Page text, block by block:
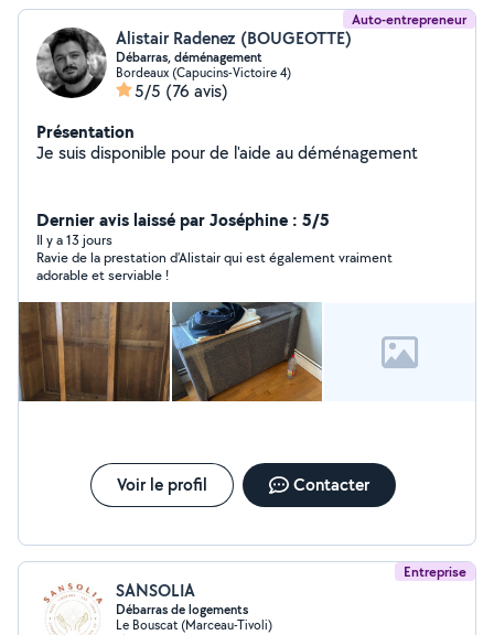
Auto-entrepreneur
Alistair Radenez (BOUGEOTTE)
Débarras, déménagement
Bordeaux (Capucins-Victoire 4)
5/5 (76 avis)
Présentation
Je suis disponible pour de l'aide au déménagement
Dernier avis laissé par Joséphine : 5/5
Il y a 13 jours
Ravie de la prestation d’Alistair qui est également vraiment
adorable et serviable !
Voir le profil Contacter
Entreprise
SANSOLIA
Débarras de logements
Le Bouscat (Marceau-Tivoli)